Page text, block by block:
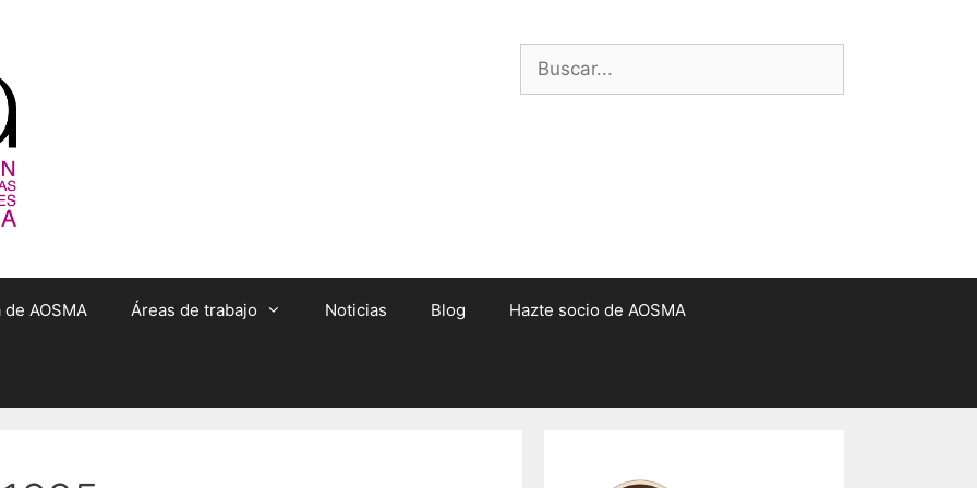
Buscar:
de AOSMA Áreas de trabajo Noticias Blog Hazte socio de AOSMA